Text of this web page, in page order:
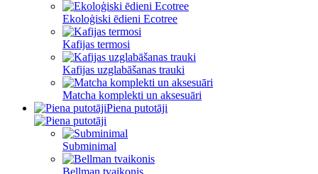
Ekoloģiski ēdieni Ecotree
Kafijas termosi
Kafijas uzglabāšanas trauki
Matcha komplekti un aksesuāri
Piena putotāji
Subminimal
Bellman tvaikonis